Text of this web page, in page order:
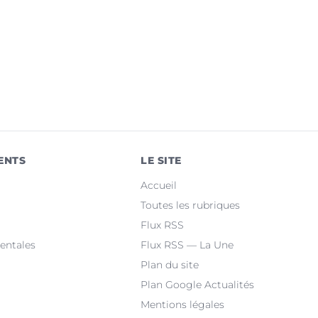
LE SITE
Accueil
Toutes les rubriques
Flux RSS
Flux RSS — La Une
Plan du site
Plan Google Actualités
Mentions légales